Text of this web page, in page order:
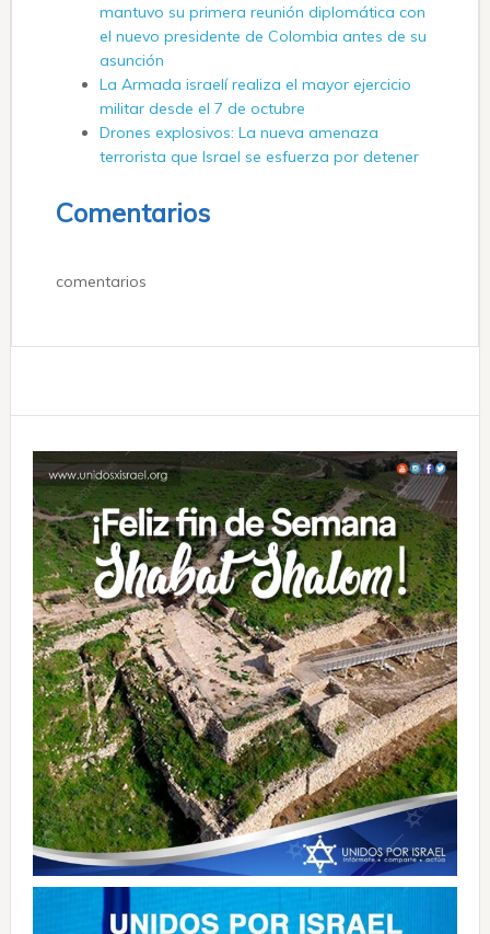
mantuvo su primera reunión diplomática con
el nuevo presidente de Colombia antes de su
asunción
La Armada israelí realiza el mayor ejercicio
militar desde el 7 de octubre
Drones explosivos: La nueva amenaza
terrorista que Israel se esfuerza por detener
Comentarios
comentarios